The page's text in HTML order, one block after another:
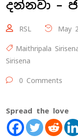
දන්නවා –
RSL May
Maithripala
Sirisena
0 Comments
Spread the love